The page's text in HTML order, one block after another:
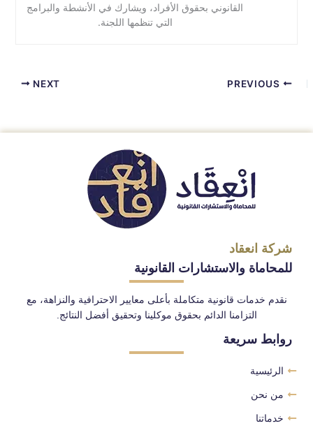
القانوني بحقوق الأفراد، ويشارك في الأنشطة والبرامج
التي تنظمها اللجنة.
NEXT
شركة انعقاد
للمحاماة والاستشارات القانونية
نقدم خدمات قانونية متكاملة بأعلى معايير الاحترافية والنزاهة، مع
التزامنا الدائم بحقوق موكلينا وتحقيق أفضل النتائج.
روابط سريعة
الرئيسية
من نحن
خدماتنا